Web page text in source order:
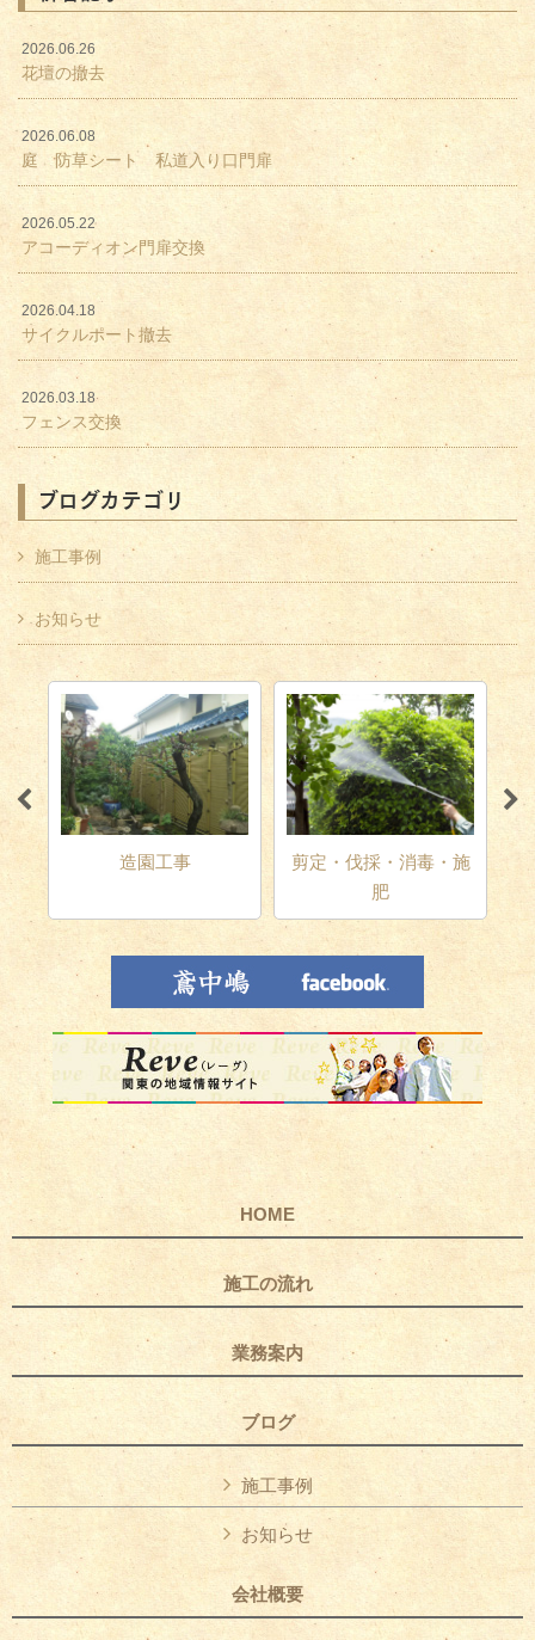
2026.06.26
花壇の撤去
2026.06.08
庭 防草シート 私道入り口門扉
2026.05.22
アコーディオン門扉交換
2026.04.18
サイクルポート撤去
2026.03.18
フェンス交換
ブログカテゴリ
施工事例
お知らせ
造園工事
剪定・伐採・消毒・施
肥
HOME
施工の流れ
業務案内
ブログ
施工事例
お知らせ
会社概要